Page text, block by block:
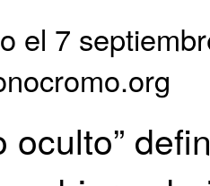
el 7
oculto”